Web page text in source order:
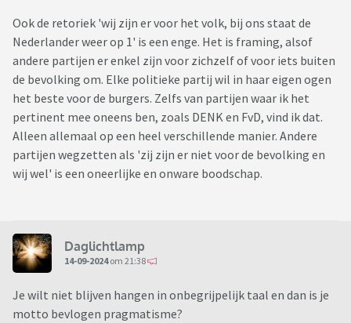
Ook de retoriek 'wij zijn er voor het volk, bij ons staat de
Nederlander weer op 1' is een enge. Het is framing, alsof
andere partijen er enkel zijn voor zichzelf of voor iets buiten
de bevolking om. Elke politieke partij wil in haar eigen ogen
het beste voor de burgers. Zelfs van partijen waar ik het
pertinent mee oneens ben, zoals DENK en FvD, vind ik dat.
Alleen allemaal op een heel verschillende manier. Andere
partijen wegzetten als 'zij zijn er niet voor de bevolking en
wij wel' is een oneerlijke en onware boodschap.
Daglichtlamp
14-09-2024om 21:38
Je wilt niet blijven hangen in onbegrijpelijk taal en dan is je
motto bevlogen pragmatisme?